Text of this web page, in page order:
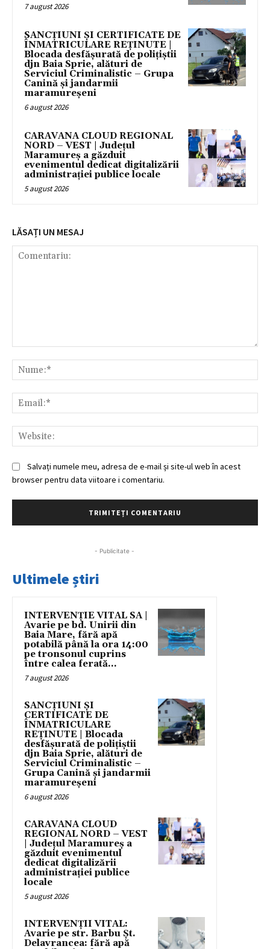
7 august 2026
SANCȚIUNI ȘI CERTIFICATE DE
ÎNMATRICULARE REȚINUTE |
Blocada desfășurată de polițiștii
djn Baia Sprie, alături de
Serviciul Criminalistic – Grupa
Canină și jandarmii
maramureșeni
6 august 2026
CARAVANA CLOUD REGIONAL
NORD – VEST | Județul
Maramureș a găzduit
evenimentul dedicat digitalizării
administrației publice locale
5 august 2026
LĂSAȚI UN MESAJ
Salvați numele meu, adresa de e-mail și site-ul web în acest
browser pentru data viitoare i comentariu.
- Publicitate -
Ultimele știri
INTERVENȚIE VITAL SA |
Avarie pe bd. Unirii din
Baia Mare, fără apă
potabilă până la ora 14:00
pe tronsonul cuprins
între calea ferată...
7 august 2026
SANCȚIUNI ȘI
CERTIFICATE DE
ÎNMATRICULARE
REȚINUTE | Blocada
desfășurată de polițiștii
djn Baia Sprie, alături de
Serviciul Criminalistic –
Grupa Canină și jandarmii
maramureșeni
6 august 2026
CARAVANA CLOUD
REGIONAL NORD – VEST
| Județul Maramureș a
găzduit evenimentul
dedicat digitalizării
administrației publice
locale
5 august 2026
INTERVENȚII VITAL:
Avarie pe str. Barbu Șt.
Delavrancea: fără apă